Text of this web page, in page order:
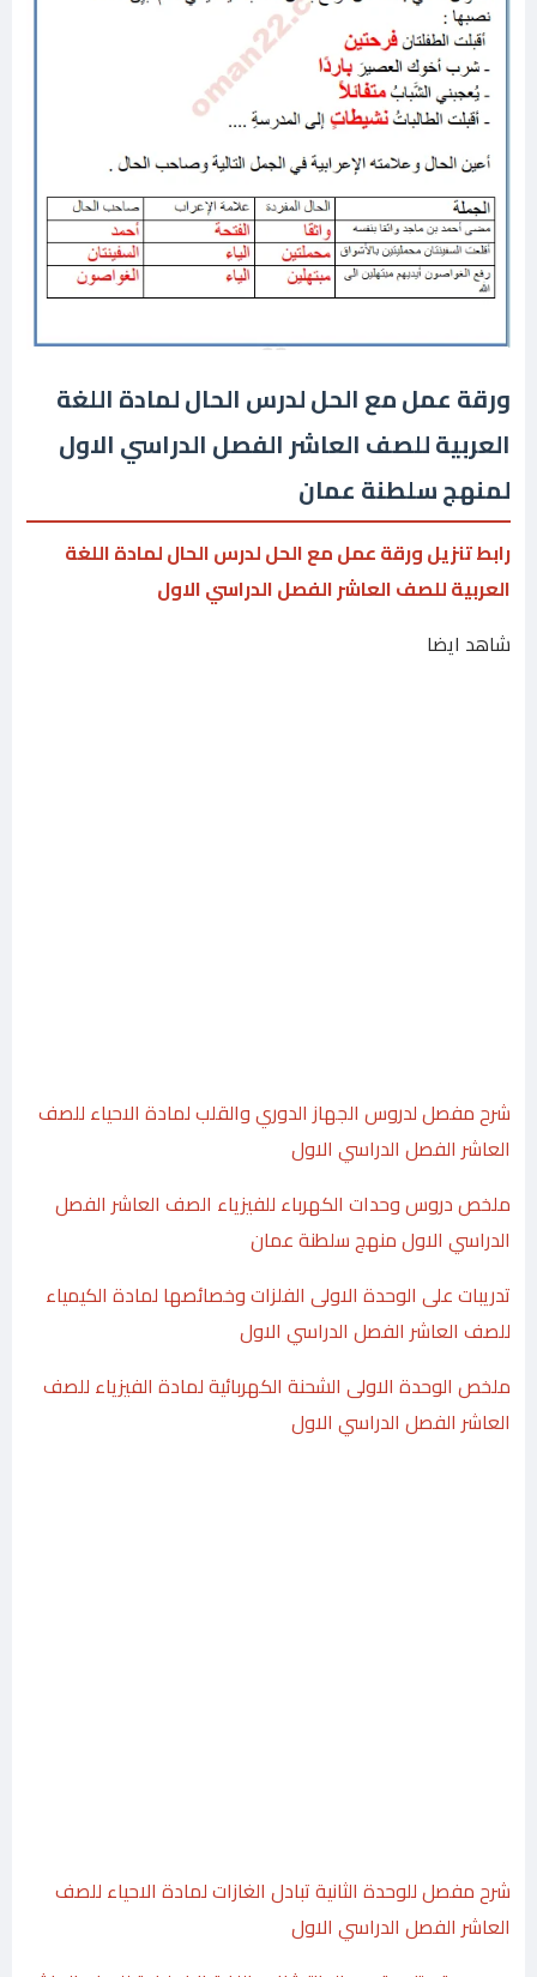
ورقة عمل مع الحل لدرس الحال لمادة اللغة
العربية للصف العاشر الفصل الدراسي الاول
لمنهج سلطنة عمان
رابط تنزيل ورقة عمل مع الحل لدرس الحال لمادة اللغة
العربية للصف العاشر الفصل الدراسي الاول
شاهد ايضا
شرح مفصل لدروس الجهاز الدوري والقلب لمادة الاحياء للصف
العاشر الفصل الدراسي الاول
ملخص دروس وحدات الكهرباء للفيزياء الصف العاشر الفصل
الدراسي الاول منهج سلطنة عمان
تدريبات على الوحدة الاولى الفلزات وخصائصها لمادة الكيمياء
للصف العاشر الفصل الدراسي الاول
ملخص الوحدة الاولى الشحنة الكهربائية لمادة الفيزياء للصف
العاشر الفصل الدراسي الاول
شرح مفصل للوحدة الثانية تبادل الغازات لمادة الاحياء للصف
العاشر الفصل الدراسي الاول